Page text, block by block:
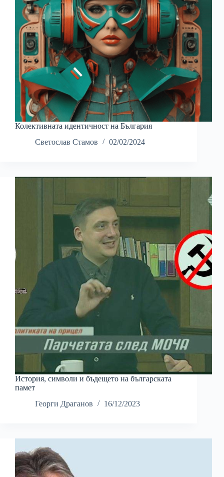
Колективната идентичност на България
Светослав Стамов
02/02/2024
История, символи и бъдещето на българската
памет
Георги Драганов
16/12/2023